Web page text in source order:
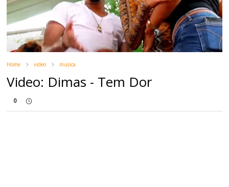
Home video musica
Video: Dimas - Tem Dor
0